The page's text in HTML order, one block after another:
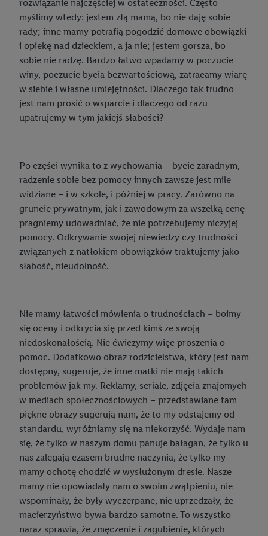
Jak zrobić warzywniak na balkonie?
Zbieranie deszczówki – dlaczego warto to robić?
Aranżacja balkonu w bloku – jak urządzić taką przestrzeń?
Wiosna w ogrodzie – jakie porządki wykonać po zimie?
Kalendarz ogrodnika – co kiedy sadzić?
Myjka ciśnieniowa – jaką wybrać?
Jak wybrać odpowiednią kosiarkę?
Jak prawidłowo kosić trawnik i przycinać żywopłot?
Dekoracje do ogrodu – znajdź ciekawe inspiracje!
Jak urozmaicić swój ogród?
Garden party – jak je zorganizować?
5 zasad dobrego grillowania
Grill do ogrodu - jaki model wybrać?
Akcesoria do grilla – co warto kupić?
Zabawy na dworze i w ogrodzie
Szycie w domu – przydatne hobby!
Skład pieluszek jest ważny
Pieluchy dla niemowlaka: na co zwrócić uwagę przy zakupie?
Pieluchy czy pantsy? Kiedy przejść na pieluchomajtki?
Wakacje z niemowlakiem
Rozmiary pieluch: jak odpowiednio je dobrać?
Idealny baby shower
Jak zrobić tort z pieluch? DIY
Jak zrobić wózek z pieluch? DIY
Top 10 zabaw na baby shower
Najbardziej przydatne prezenty dla noworodka i rodziców
Zabawki Montessori – co warto o nich wiedzieć?
Organizacja zabawek w pokoju dziecka
Drewniane zabawki- dlaczego warto, 10 najważniejszych zalet
Odgrywanie ról – zabawa dla dzieci w domu
Trampolina dla dzieci – jaką wybrać?
Sposoby na nudę – poznaj je wszystkie!
Pokój dziecięcy – jak go urządzić?
Jak urządzić pokój młodzieżowy dla nastolatka lub nastolatki?
Gotowi do szkoły!
Plecaki szkolne i tornistry dla dzieci – jakie powinny być?
Wyprawka szkolna – lista przyborów do wszystkich klas
Moda
Tabele rozmiarów - Moda damska i męska
Zwierzęta
rozwiązanie najczęściej w ostateczności. Często
myślimy wtedy: jestem złą mamą, bo nie daję sobie
rady; inne mamy potrafią pogodzić domowe obowiązki
i opiekę nad dzieckiem, a ja nie; jestem gorsza, bo
sobie nie radzę. Bardzo łatwo wpadamy w poczucie
winy, poczucie bycia bezwartościową, zatracamy wiarę
w siebie i własne umiejętności. Dlaczego tak trudno
jest nam prosić o wsparcie i dlaczego od razu
upatrujemy w tym jakiejś słabości?
Po części wynika to z wychowania – bycie zaradnym,
radzenie sobie bez pomocy innych zawsze jest mile
widziane – i w szkole, i później w pracy. Zarówno na
gruncie prywatnym, jak i zawodowym za wszelką cenę
pragniemy udowadniać, że nie potrzebujemy niczyjej
pomocy. Odkrywanie swojej niewiedzy czy trudności
związanych z natłokiem obowiązków traktujemy jako
słabość, nieudolność.
Nie mamy łatwości mówienia o trudnościach – boimy
się oceny i odkrycia się przed kimś ze swoją
niedoskonałością. Nie ćwiczymy więc proszenia o
pomoc. Dodatkowo obraz rodzicielstwa, który jest nam
dostępny, sugeruje, że inne matki nie mają takich
problemów jak my. Reklamy, seriale, zdjęcia znajomych
w mediach społecznościowych – przedstawiane tam
piękne obrazy sugerują nam, że to my odstajemy od
standardu, wyróżniamy się na niekorzyść. Wydaje nam
się, że tylko w naszym domu panuje bałagan, że tylko u
nas zalegają czasem brudne naczynia, że tylko my
mamy ochotę chodzić w wysłużonym dresie. Nasze
mamy nie opowiadały nam o swoim zwątpieniu, nie
wspominały, że były wyczerpane, nie uprzedzały, że
macierzyństwo bywa bardzo samotne. To wszystko
naraz sprawia, że zmęczenie i zagubienie, których